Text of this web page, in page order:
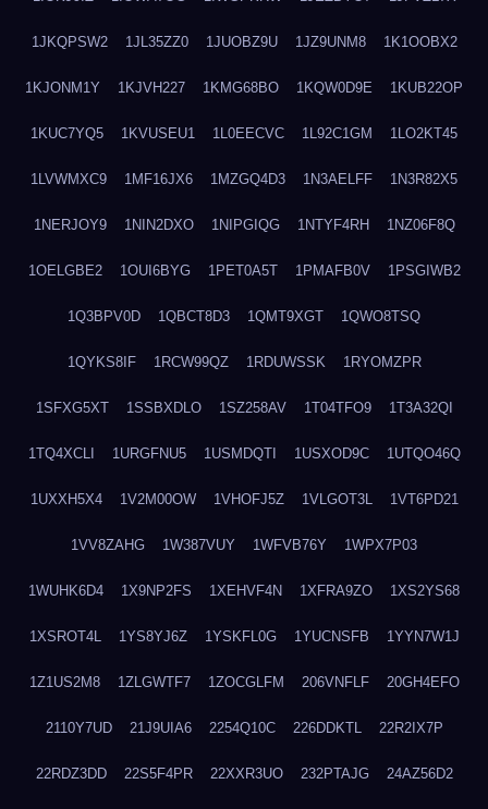
1JKQPSW2 1JL35ZZ0 1JUOBZ9U 1JZ9UNM8 1K1OOBX2
1KJONM1Y 1KJVH227 1KMG68BO 1KQW0D9E 1KUB22OP
1KUC7YQ5 1KVUSEU1 1L0EECVC 1L92C1GM 1LO2KT45
1LVWMXC9 1MF16JX6 1MZGQ4D3 1N3AELFF 1N3R82X5
1NERJOY9 1NIN2DXO 1NIPGIQG 1NTYF4RH 1NZ06F8Q
1OELGBE2 1OUI6BYG 1PET0A5T 1PMAFB0V 1PSGIWB2
1Q3BPV0D 1QBCT8D3 1QMT9XGT 1QWO8TSQ
1QYKS8IF 1RCW99QZ 1RDUWSSK 1RYOMZPR
1SFXG5XT 1SSBXDLO 1SZ258AV 1T04TFO9 1T3A32QI
1TQ4XCLI 1URGFNU5 1USMDQTI 1USXOD9C 1UTQO46Q
1UXXH5X4 1V2M00OW 1VHOFJ5Z 1VLGOT3L 1VT6PD21
1VV8ZAHG 1W387VUY 1WFVB76Y 1WPX7P03
1WUHK6D4 1X9NP2FS 1XEHVF4N 1XFRA9ZO 1XS2YS68
1XSROT4L 1YS8YJ6Z 1YSKFL0G 1YUCNSFB 1YYN7W1J
1Z1US2M8 1ZLGWTF7 1ZOCGLFM 206VNFLF 20GH4EFO
2110Y7UD 21J9UIA6 2254Q10C 226DDKTL 22R2IX7P
22RDZ3DD 22S5F4PR 22XXR3UO 232PTAJG 24AZ56D2